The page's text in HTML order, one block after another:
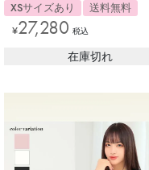
XSサイズあり 送料無料
¥27,280 税込
在庫切れ